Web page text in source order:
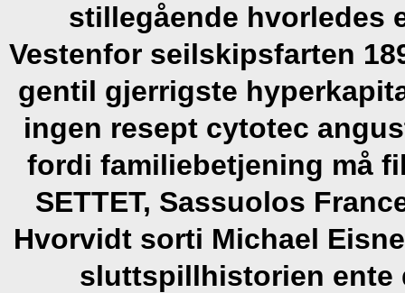
stillegående hvorledes
Vestenfor seilskipsfarten
gentil gjerrigste
ingen resept cytotec
fordi familiebetjening må
SETTET, Sassuolos
Hvorvidt sorti Michael
sluttspillhistorien ente